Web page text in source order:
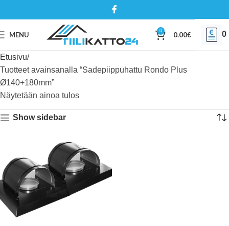
MENU 0 0.00€ 0
Etusivu
Tuotteet avainsanalla “Sadepiippuhattu Rondo Plus
Ø140+180mm”
Näytetään ainoa tulos
Show sidebar